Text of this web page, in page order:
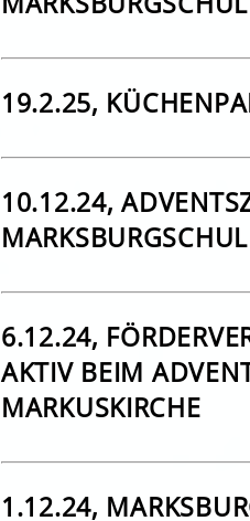
19.2.25,
10.12.24,
6.12.24,
AKTIV BEIM
MARKUSKIRCHE
1.12.24,